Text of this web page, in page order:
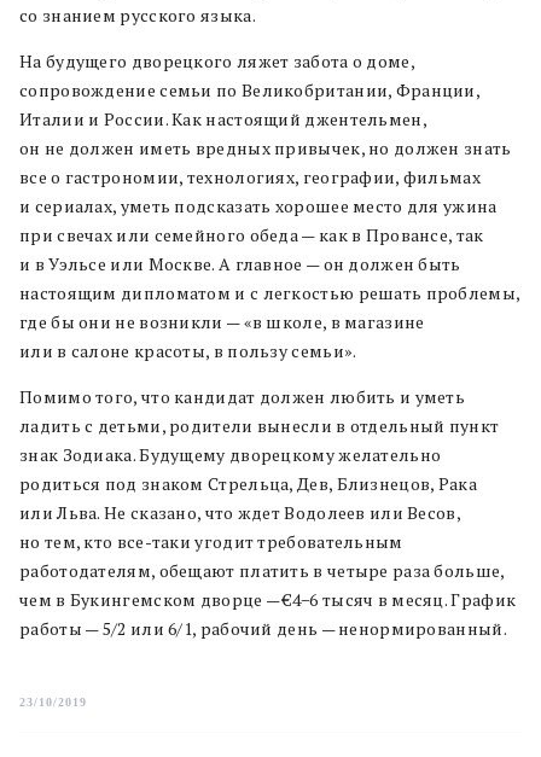
со знанием русского языка.
На будущего дворецкого ляжет забота о доме,
сопровождение семьи по Великобритании, Франции,
Италии и России. Как настоящий джентельмен,
он не должен иметь вредных привычек, но должен знать
все о гастрономии, технологиях, географии, фильмах
и сериалах, уметь подсказать хорошее место для ужина
при свечах или семейного обеда — как в Провансе, так
и в Уэльсе или Москве. А главное — он должен быть
настоящим дипломатом и с легкостью решать проблемы,
где бы они не возникли — «в школе, в магазине
или в салоне красоты, в пользу семьи».
Помимо того, что кандидат должен любить и уметь
ладить с детьми, родители вынесли в отдельный пункт
знак Зодиака. Будущему дворецкому желательно
родиться под знаком Стрельца, Дев, Близнецов, Рака
или Льва. Не сказано, что ждет Водолеев или Весов,
но тем, кто все-таки угодит требовательным
работодателям, обещают платить в четыре раза больше,
чем в Букингемском дворце — €4−6 тысяч в месяц. График
работы — 5/2 или 6/1, рабочий день — ненормированный.
23/10/2019